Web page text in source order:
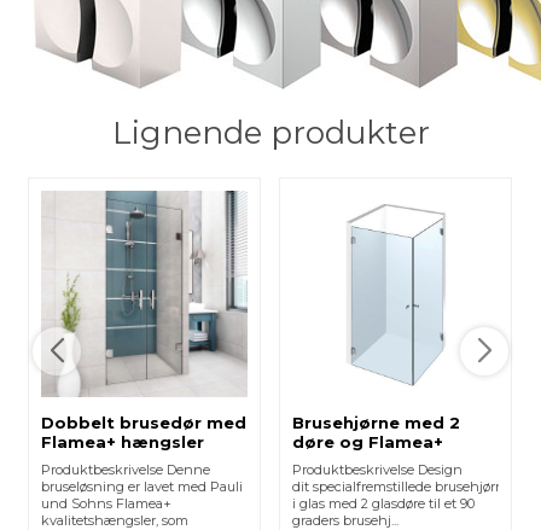
Lignende produkter
Dobbelt brusedør med
Flamea+ hængsler
Produktbeskrivelse Denne
bruseløsning er lavet med Pauli
und Sohns Flamea+
kvalitetshængsler, som
Brusehjørne med 2
døre og Flamea+
hængsler
Produktbeskrivelse Design
dit specialfremstillede brusehjørne
i glas med 2 glasdøre til et 90
graders brusehj...